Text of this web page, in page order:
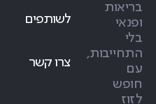
בריאות
ופנאי
בלי
התחייבות,
עם
חופש
לזוז
לשותפים
צרו קשר